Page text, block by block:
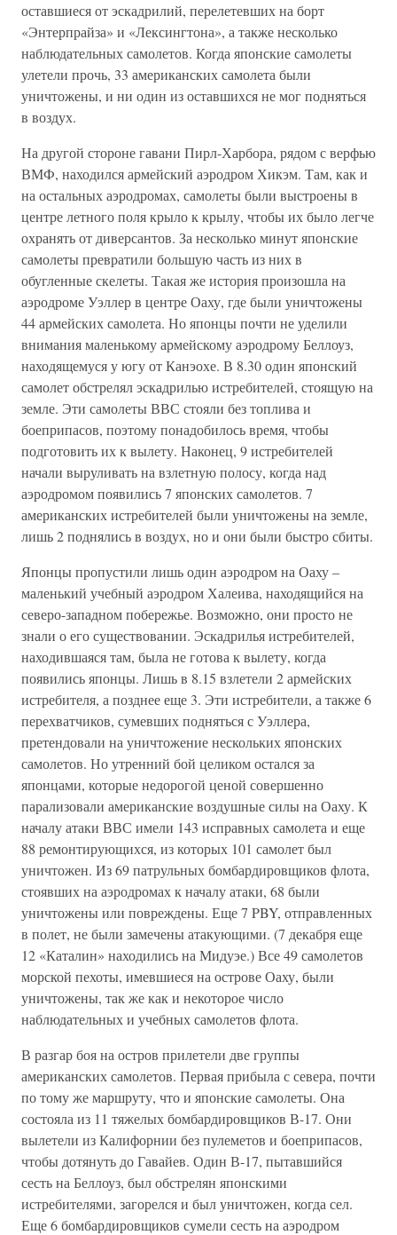
оставшиеся от эскадрилий, перелетевших на борт
«Энтерпрайза» и «Лексингтона», а также несколько
наблюдательных самолетов. Когда японские самолеты
улетели прочь, 33 американских самолета были
уничтожены, и ни один из оставшихся не мог подняться
в воздух.
На другой стороне гавани Пирл-Харбора, рядом с верфью
ВМФ, находился армейский аэродром Хикэм. Там, как и
на остальных аэродромах, самолеты были выстроены в
центре летного поля крыло к крылу, чтобы их было легче
охранять от диверсантов. За несколько минут японские
самолеты превратили большую часть из них в
обугленные скелеты. Такая же история произошла на
аэродроме Уэллер в центре Оаху, где были уничтожены
44 армейских самолета. Но японцы почти не уделили
внимания маленькому армейскому аэродрому Беллоуз,
находящемуся у югу от Канэохе. В 8.30 один японский
самолет обстрелял эскадрилью истребителей, стоящую на
земле. Эти самолеты ВВС стояли без топлива и
боеприпасов, поэтому понадобилось время, чтобы
подготовить их к вылету. Наконец, 9 истребителей
начали выруливать на взлетную полосу, когда над
аэродромом появились 7 японских самолетов. 7
американских истребителей были уничтожены на земле,
лишь 2 поднялись в воздух, но и они были быстро сбиты.
Японцы пропустили лишь один аэродром на Оаху –
маленький учебный аэродром Халеива, находящийся на
северо-западном побережье. Возможно, они просто не
знали о его существовании. Эскадрилья истребителей,
находившаяся там, была не готова к вылету, когда
появились японцы. Лишь в 8.15 взлетели 2 армейских
истребителя, а позднее еще 3. Эти истребители, а также 6
перехватчиков, сумевших подняться с Уэллера,
претендовали на уничтожение нескольких японских
самолетов. Но утренний бой целиком остался за
японцами, которые недорогой ценой совершенно
парализовали американские воздушные силы на Оаху. К
началу атаки ВВС имели 143 исправных самолета и еще
88 ремонтирующихся, из которых 101 самолет был
уничтожен. Из 69 патрульных бомбардировщиков флота,
стоявших на аэродромах к началу атаки, 68 были
уничтожены или повреждены. Еще 7 PBY, отправленных
в полет, не были замечены атакующими. (7 декабря еще
12 «Каталин» находились на Мидуэе.) Все 49 самолетов
морской пехоты, имевшиеся на острове Оаху, были
уничтожены, так же как и некоторое число
наблюдательных и учебных самолетов флота.
В разгар боя на остров прилетели две группы
американских самолетов. Первая прибыла с севера, почти
по тому же маршруту, что и японские самолеты. Она
состояла из 11 тяжелых бомбардировщиков В-17. Они
вылетели из Калифорнии без пулеметов и боеприпасов,
чтобы дотянуть до Гавайев. Один В-17, пытавшийся
сесть на Беллоуз, был обстрелян японскими
истребителями, загорелся и был уничтожен, когда сел.
Еще 6 бомбардировщиков сумели сесть на аэродром